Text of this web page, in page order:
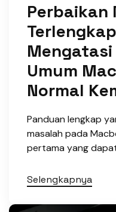
Perbaikan
Mengatasi
Umum
Normal
Panduan lengkap
masalah pada
pertama yang
Selengkapnya